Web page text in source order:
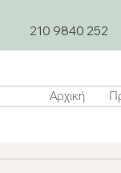
210 9840 252
Αρχική